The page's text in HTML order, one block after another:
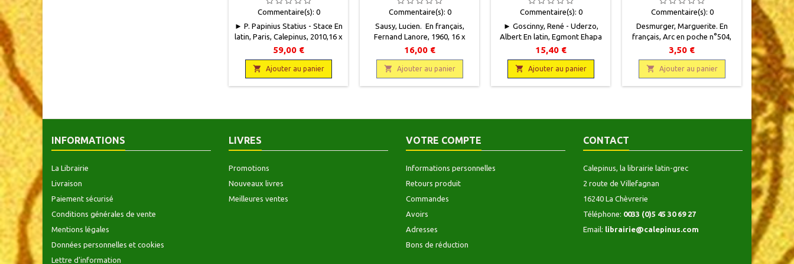
GAUTHIER LIBERMAN
Commentaire(s): 0
► P. Papinius Statius - Stace En
latin, Paris, Calepinus, 2010,16 x
24, 546 pages, broché.Première
édition tirée à 200 exemplaires,
numérotée de I à LX : hors
commerce. Numérotée de 1 à
140 dans le commerce.Neuf.
59,00 €
 Ajouter au panier
Commentaire(s): 0
Sausy, Lucien. En français,
Fernand Lanore, 1960, 16 x
21,5, 188 pages, relié, occasion.
Bon état, toilé éditeur gris,
jaquette illustrée un peu
mouillée au dos.
16,00 €
 Ajouter au panier
Commentaire(s): 0
► Goscinny, René - Uderzo,
Albert En latin, Egmont Ehapa
Verlag, 2007, 22 x 29, 48 pages,
relié. Neuf. 9783770400638
15,40 €
 Ajouter au panier
Commentaire(s): 0
Desmurger, Marguerite . En
français , Arc en poche n°504,
Poche Nathan , 1992,11 x 18,
189 pages, broché ,
occasion, 9782092045046 .Couverture
défraîchie, bords frottés. Bon
état intérieur .
3,50 €
 Ajouter au panier
Albert
Verlag,
relié.

INFORMATIONS
La Librairie
Livraison
Paiement sécurisé
Conditions générales de vente
Mentions légales
Données personnelles et cookies
Lettre d'information
LIVRES
Promotions
Nouveaux livres
Meilleures ventes
VOTRE COMPTE
Informations personnelles
Retours produit
Commandes
Avoirs
Adresses
Bons de réduction
CONTACT
Calepinus, la librairie latin-grec
2 route de Villefagnan
16240 La Chèvrerie
Téléphone: 0033 (0)5 45 30 69 27
Email: librairie@calepinus.com